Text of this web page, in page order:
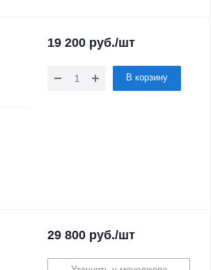
19 200 руб./шт
В корзину
29 800 руб./шт